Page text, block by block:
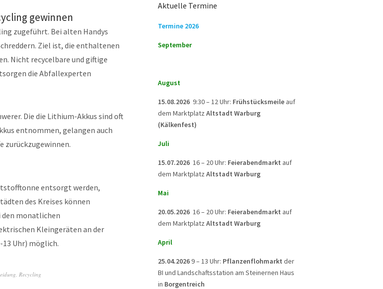
gewinnen
zugeführt. Bei alten Handys
Ziel ist, die enthaltenen
Nicht recycelbare und giftige
die Abfallexperten
Die die Lithium-Akkus sind oft
entnommen, gelangen auch
zurückzugewinnen.
entsorgt werden,
des Kreises können
monatlichen
Kleingeräten an der
Uhr) möglich.
, Recycling
Aktuelle Termine
Termine 2026
September
August
15.08.2026 9:30 – 12 Uhr: Frühstücksmeile auf
dem Marktplatz Altstadt Warburg
(Kälkenfest)
Juli
15.07.2026 16 – 20 Uhr: Feierabendmarkt auf
dem Marktplatz Altstadt Warburg
Mai
20.05.2026 16 – 20 Uhr: Feierabendmarkt auf
dem Marktplatz Altstadt Warburg
April
25.04.20269 – 13 Uhr: Pflanzenflohmarkt der
BI und Landschaftsstation am Steinernen Haus
in Borgentreich